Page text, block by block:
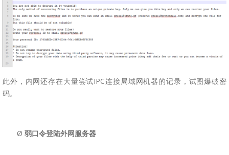
此外，内网还存在大量尝试IPC连接局域网机器的记录，试图爆破密
码。
Ø 弱口令登陆外网服务器